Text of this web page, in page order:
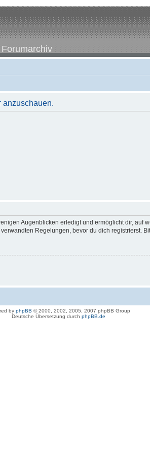
Forumarchiv
anzuschauen.
Augenblicken erledigt und ermöglicht dir,
Regelungen, bevor du dich registrierst.
by phpBB © 2000, 2002, 2005, 2007 phpBB Group
Deutsche Übersetzung durch phpBB.de